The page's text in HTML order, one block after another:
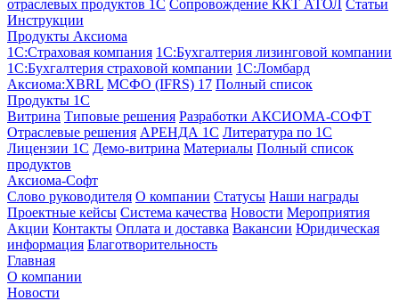
отраслевых продуктов 1С Сопровождение ККТ АТОЛ Статьи
Инструкции
Продукты Аксиома
1С:Страховая компания 1С:Бухгалтерия лизинговой компании
1С:Бухгалтерия страховой компании 1С:Ломбард
Аксиома:XBRL МСФО (IFRS) 17 Полный список
Продукты 1С
Витрина Типовые решения Разработки АКСИОМА-СОФТ
Отраслевые решения АРЕНДА 1С Литература по 1С
Лицензии 1C Демо-витрина Материалы Полный список
продуктов
Аксиома-Софт
Слово руководителя О компании Статусы Наши награды
Проектные кейсы Система качества Новости Мероприятия
Акции Контакты Оплата и доставка Вакансии Юридическая
информация Благотворительность
Главная
О компании
Новости